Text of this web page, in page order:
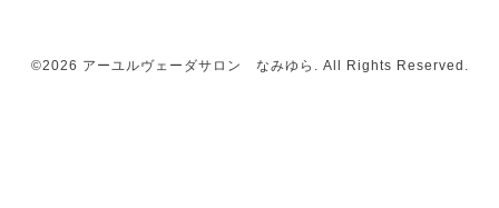
©2026 アーユルヴェーダサロン なみゆら . All Rights Reserved.